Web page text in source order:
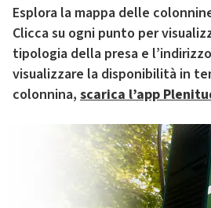
Esplora la mappa delle
Clicca su ogni punto per
tipologia della presa e
visualizzare la disponibilità in
colonnina, scarica l’app